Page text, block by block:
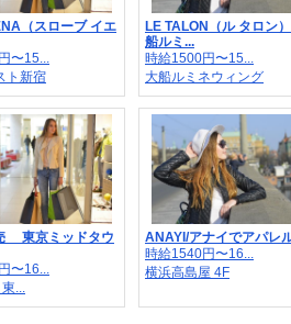
（スローブ イエ
〜15...
ト新宿
LE TALON（ル タロン
船ルミ...
時給1500円〜15...
大船ルミネウィング
東京ミッドタウ
〜16...
...
ANAYI/アナイでアパレ
時給1540円〜16...
横浜高島屋 4F